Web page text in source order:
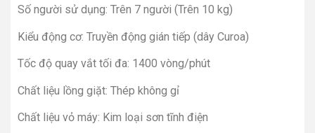
Số người sử dụng: Trên 7 người (Trên 10 kg)
Kiểu động cơ: Truyền động gián tiếp (dây Curoa)
Tốc độ quay vắt tối đa: 1400 vòng/phút
Chất liệu lồng giặt: Thép không gỉ
Chất liệu vỏ máy: Kim loại sơn tĩnh điện